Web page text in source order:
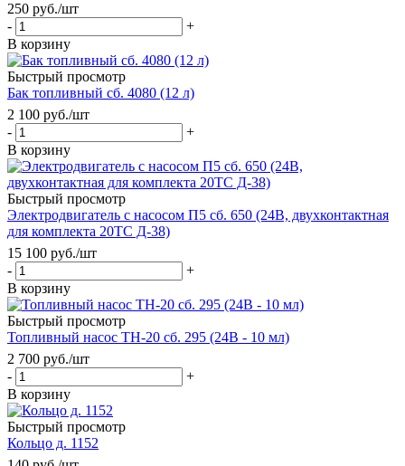
250 руб./шт
-
+
В корзину
Быстрый просмотр
Бак топливный сб. 4080 (12 л)
2 100 руб./шт
-
+
В корзину
Быстрый просмотр
Электродвигатель с насосом П5 cб. 650 (24В, двухконтактная
для комплекта 20ТС Д-38)
15 100 руб./шт
-
+
В корзину
Быстрый просмотр
Топливный насос TH-20 сб. 295 (24В - 10 мл)
2 700 руб./шт
-
+
В корзину
Быстрый просмотр
Кольцо д. 1152